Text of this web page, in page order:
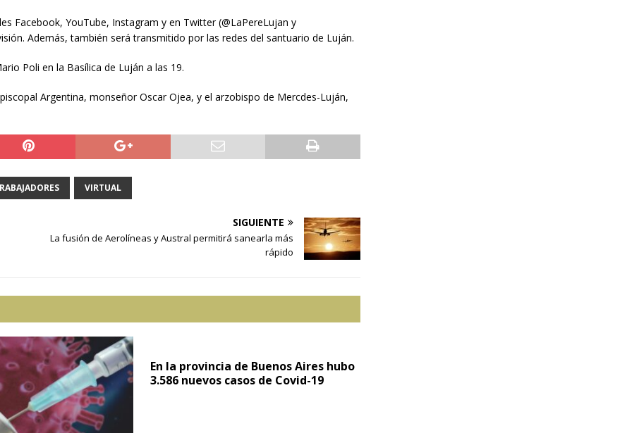
Facebook, YouTube, Instagram y en Twitter (@LaPereLujan y
Además, también será transmitido por las redes del santuario de Luján.
Poli en la Basílica de Luján a las 19.
Argentina, monseñor Oscar Ojea, y el arzobispo de Mercdes-Luján,
VIRTUAL
SIGUIENTE
La fusión de Aerolíneas y Austral permitirá sanearla más
rápido
En la provincia de Buenos Aires hubo
3.586 nuevos casos de Covid-19